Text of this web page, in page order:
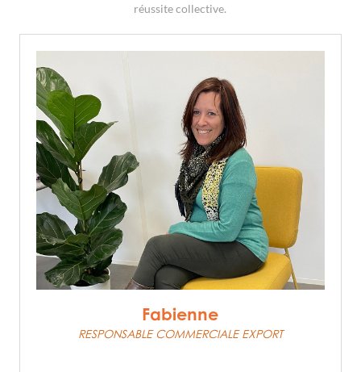
réussite collective.
Fabienne
RESPONSABLE COMMERCIALE EXPORT